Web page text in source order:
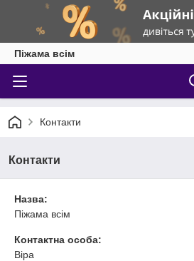
Піжама всім
Контакти
Контакти
Назва:
Піжама всім
Контактна особа:
Віра